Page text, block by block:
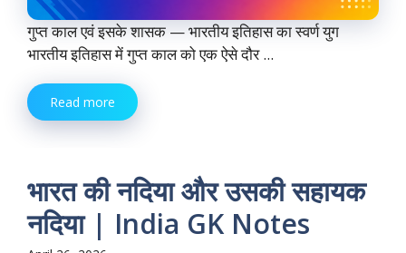
गुप्त काल एवं इसके शासक — भारतीय इतिहास का स्वर्ण युग
भारतीय इतिहास में गुप्त काल को एक ऐसे दौर ...
Read more
भारत की नदिया और उसकी सहायक
नदिया | India GK Notes